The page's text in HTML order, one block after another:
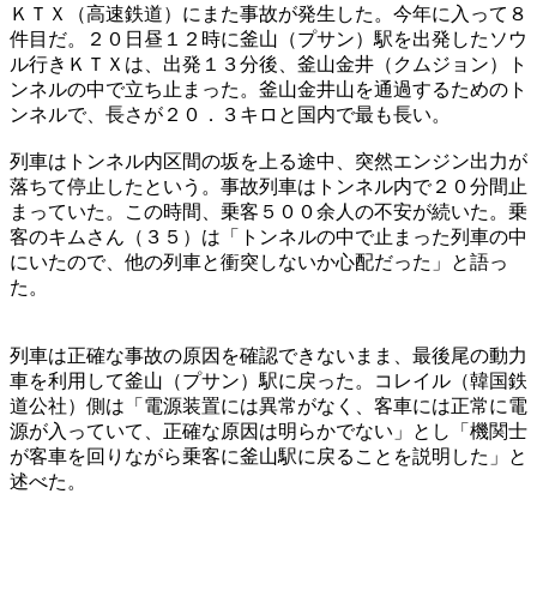
ＫＴＸ（高速鉄道）にまた事故が発生した。今年に入って８
件目だ。２０日昼１２時に釜山（プサン）駅を出発したソウ
ル行きＫＴＸは、出発１３分後、釜山金井（クムジョン）ト
ンネルの中で立ち止まった。釜山金井山を通過するためのト
ンネルで、長さが２０．３キロと国内で最も長い。
列車はトンネル内区間の坂を上る途中、突然エンジン出力が
落ちて停止したという。事故列車はトンネル内で２０分間止
まっていた。この時間、乗客５００余人の不安が続いた。乗
客のキムさん（３５）は「トンネルの中で止まった列車の中
にいたので、他の列車と衝突しないか心配だった」と語っ
た。
列車は正確な事故の原因を確認できないまま、最後尾の動力
車を利用して釜山（プサン）駅に戻った。コレイル（韓国鉄
道公社）側は「電源装置には異常がなく、客車には正常に電
源が入っていて、正確な原因は明らかでない」とし「機関士
が客車を回りながら乗客に釜山駅に戻ることを説明した」と
述べた。